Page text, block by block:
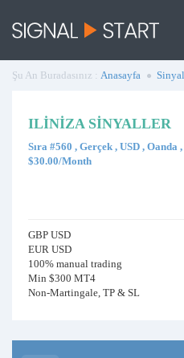
Şu An Buradasınız : Anasayfa
ILINIZA SINYALLER
Sıra #560 , Gerçek , USD ,
$30.00/Month
GBP USD
EUR USD
100% manual trading
Min $300 MT4
Non-Martingale, TP & SL